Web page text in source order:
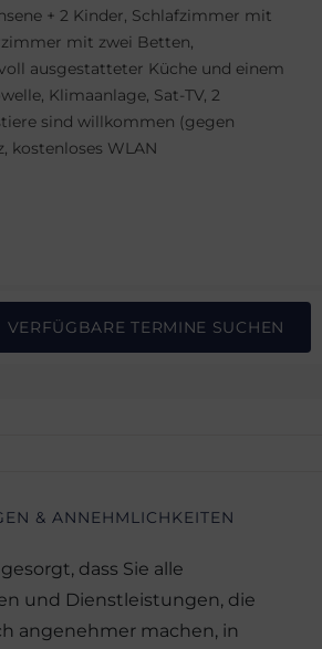
+ 2 Kinder, Schlafzimmer mit
mit zwei Betten,
ausgestatteter Küche und einem
Klimaanlage, Sat-TV, 2
sind willkommen (gegen
kostenloses WLAN
VERFÜGBARE TERMINE SUCHEN
& ANNEHMLICHKEITEN
dass Sie alle
und Dienstleistungen, die
angenehmer machen, in